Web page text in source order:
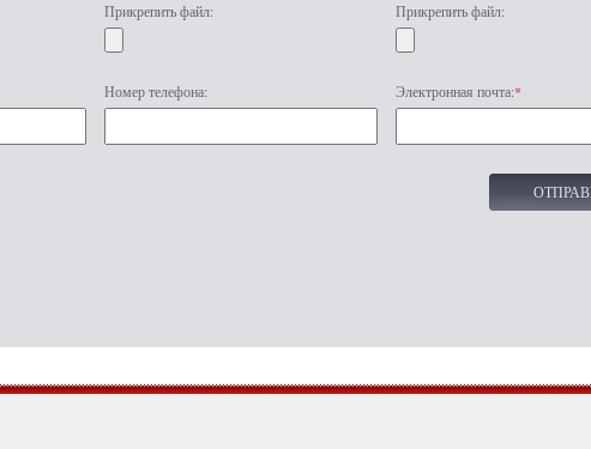
Прикрепить файл: Прикрепить файл:
Номер телефона: Электронная почта:*